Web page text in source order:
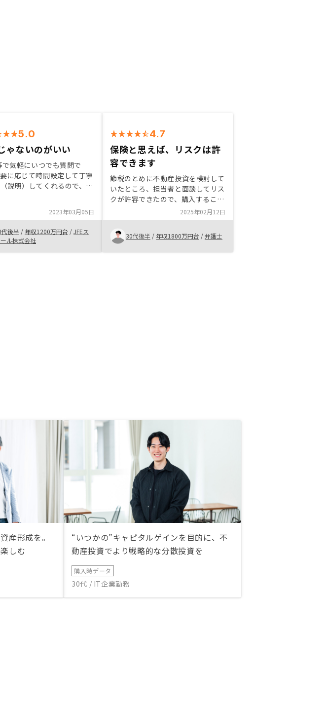
5.0
ゃないのがいい
で気軽にいつでも質問で
に応じて時間設定して丁寧
説明）してくれるので、心
相談相手がいていい環境だと
す。
2023年03月05日
代後半 / 年収1200万円台 /JFEス
ル株式会社
4.7
保険と思えば、リスクは許
容できます
節税のとめに不動産投資を検討して
いたところ、担当者と面談してリス
クが許容できたので、購入すること
にしました。 不動産投資という
と、家賃収入を得て副収入にすると
いうイメージでしたが、節税効果や
将来のインカムゲインを考えると現
役時代は、保険と思って、マイナス
2025年02月12日
30代後半 / 年収1800万円台 /弁護士
産形成を。
しむ
“いつかの”キャピタルゲインを目的に、不
動産投資でより戦略的な分散投資を
購入時データ
30代 / IT企業勤務